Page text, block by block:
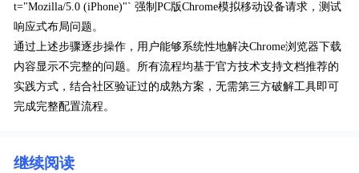
t="Mozilla/5.0 (iPhone)"` 强制PC版Chrome模拟移动设备请求，测试
响应式布局问题。
通过上述步骤逐步操作，用户能够系统性地解决Chrome浏览器下载
内容显示不完整的问题。所有流程均基于官方技术支持文档推荐的
实践方式，结合社区验证过的成熟方案，无需第三方破解工具即可
完成完整配置流程。
继续阅读